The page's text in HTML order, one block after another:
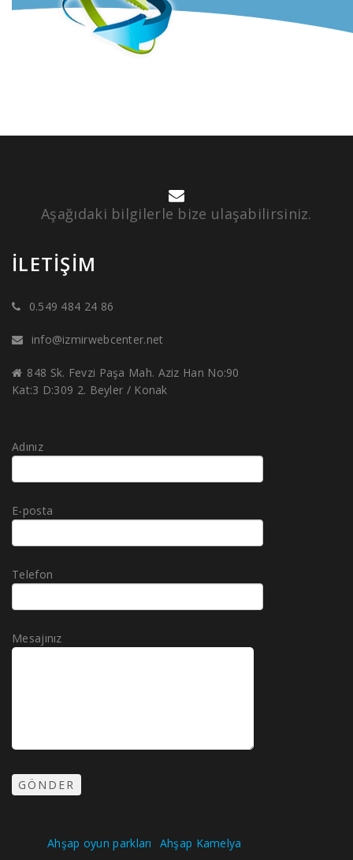
Aşağıdaki bilgilerle bize ulaşabilirsiniz.
İLETIŞIM
0.549 484 24 86
info@izmirwebcenter.net
848 Sk. Fevzi Paşa Mah. Aziz Han No:90
Kat:3 D:309 2. Beyler / Konak
Adınız
E-posta
Telefon
Mesajınız
Ahşap oyun parkları
Ahşap Kamelya